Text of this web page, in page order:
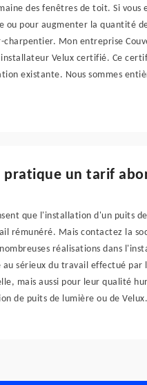
des fenêtres de toit. Si
ou pour augmenter la quantité
charpentier. Mon entreprise
installateur Velux certifié. Ce
existante. Nous sommes
pratique un tarif
que l'installation d'un puits
rémunéré. Mais contactez la
réalisations dans
sérieux du travail effectué
mais aussi pour leur qualité
de puits de lumière ou de